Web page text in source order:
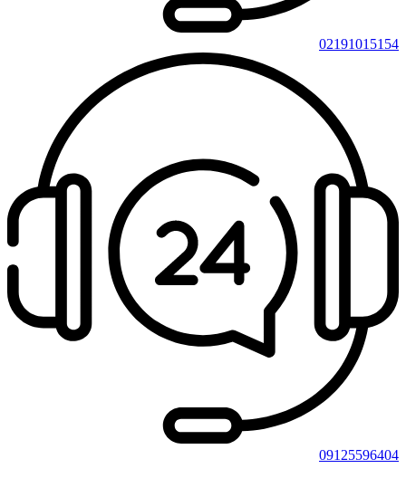
02191015154
09125596404